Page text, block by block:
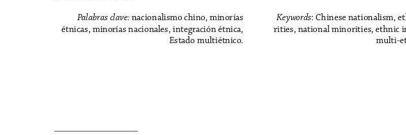
Palabras clave: nacionalismo chino, minorías
étnicas, minorías nacionales, integración étnica,
Estado multiétnico.
Keywords: Chinese nationalism,
rities, national minorities, ethnic
multi-